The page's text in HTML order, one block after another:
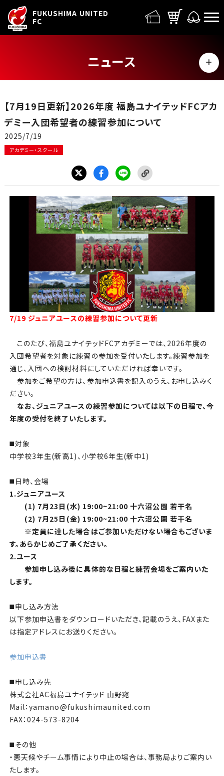
FUKUSHIMA UNITED
FC
ニュース
MENU
イベント
グッズ
チケット
アカデミー・スクール
農業部
まちづくり
NPO
【7月19日更新】2026年度 福島ユナイテッドFCアカ
デミー入団希望者の練習参加について
2025/7/19
アカデミー・スクール
7/19 ジュニアユースの練習参加について更新
このたび、福島ユナイテッドFCアカデミーでは、2026年度の
入団希望者を対象に練習の参加を受付いたします。練習参加を
通じ、入団への検討材料にしていただければ幸いです。
参加をご希望の方は、参加申込書を記入のうえ、お申し込みく
ださい。
なお、ジュニアユースの練習参加については以下の日程で、今
年度の受付を終了いたします。
◼️対象
中学校3年生(新高1)、小学校6年生(新中1)
◼️日時、会場
1.ジュニアユース
(1) 7月23日(水) 19:00~21:00 十六沼公園 若干名
(2) 7月25日(金) 19:00~21:00 十六沼公園 若干名
※定員に達した場合はご参加いただけない場合もございま
す。あらかじめご了承ください。
2.ユース
参加申し込み後に具体的な日程と練習会場をご案内いた
します。
◼️申し込み方法
以下参加申込書をダウンロードいただき、記載のうえ、FAXまた
は指定アドレスにお送りください。
参加申込書
◼️申し込み先
株式会社AC福島ユナイテッド 山野宛
Mail：yamano@fukushimaunited.com
FAX：024-573-8204
◼️その他
・悪天候やチーム事情により中止の場合は、事務局よりご案内い
たします。